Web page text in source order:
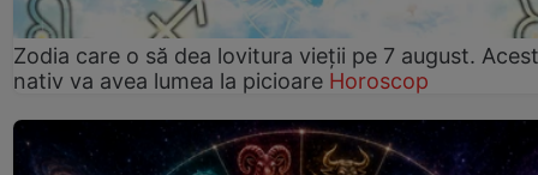
Zodia care o să dea lovitura vieții pe 7 august. Acest
nativ va avea lumea la picioare Horoscop